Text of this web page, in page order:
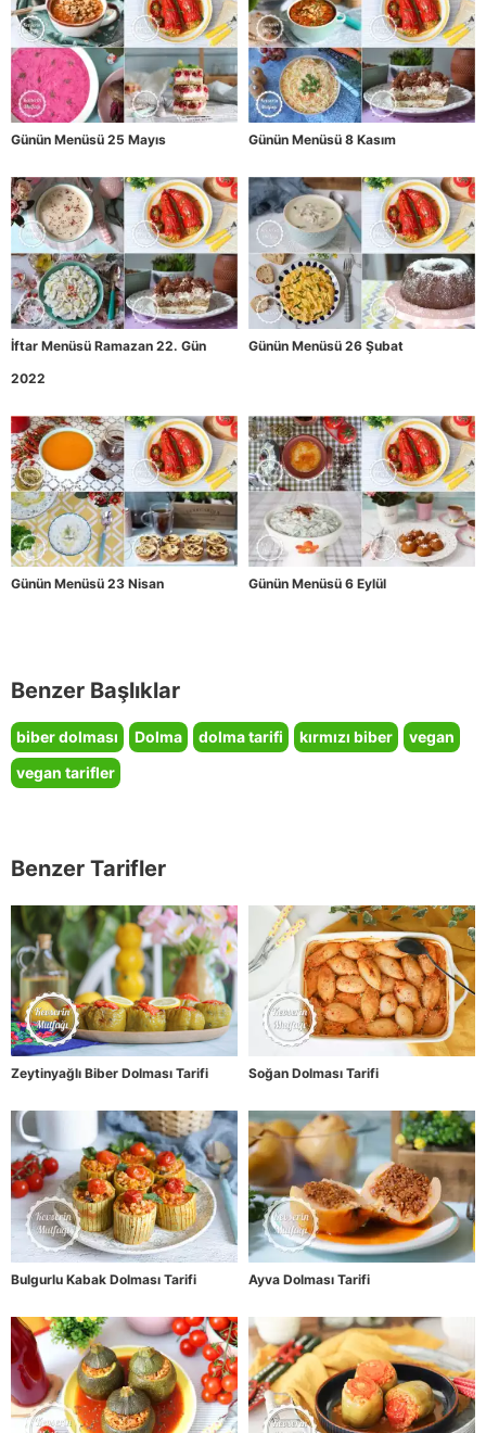
Günün Menüsü 25 Mayıs Günün Menüsü 8 Kasım
İftar Menüsü Ramazan 22. Gün
2022
Günün Menüsü 26 Şubat
Günün Menüsü 23 Nisan Günün Menüsü 6 Eylül
Benzer Başlıklar
biber dolması Dolma dolma tarifi kırmızı biber
vegan
vegan tarifler
Benzer Tarifler
Zeytinyağlı Biber Dolması Tarifi Soğan Dolması Tarifi
Bulgurlu Kabak Dolması Tarifi Ayva Dolması Tarifi